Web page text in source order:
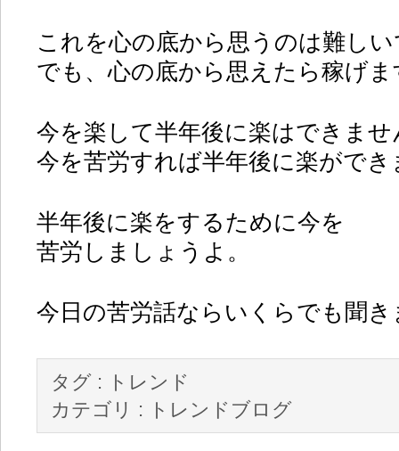
これを心の底から思うのは難し
でも、心の底から思えたら稼げ
今を楽して半年後に楽はできませ
今を苦労すれば半年後に楽ができ
半年後に楽をするために今を
苦労しましょうよ。
今日の苦労話ならいくらでも聞き
タグ :
トレンド
カテゴリ :
トレンドブログ